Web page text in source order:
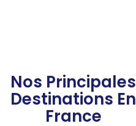
Nos Principales
Destinations En
France